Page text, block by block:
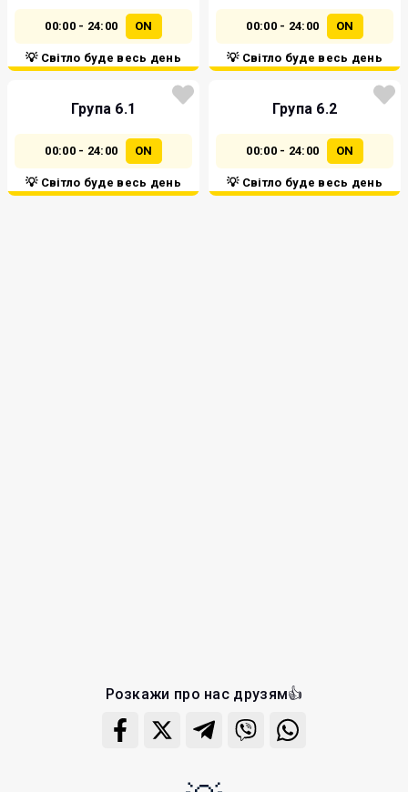
00:00 - 24:00 ON
💡 Світло буде весь день
00:00 - 24:00 ON
💡 Світло буде весь день
Група 6.1
00:00 - 24:00 ON
💡 Світло буде весь день
Група 6.2
00:00 - 24:00 ON
💡 Світло буде весь день
Розкажи про нас друзям👍